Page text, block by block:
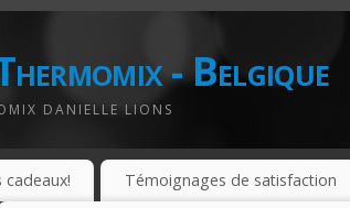
- Belgique
DANIELLE LIONS
cadeaux! Témoignages de satisfaction